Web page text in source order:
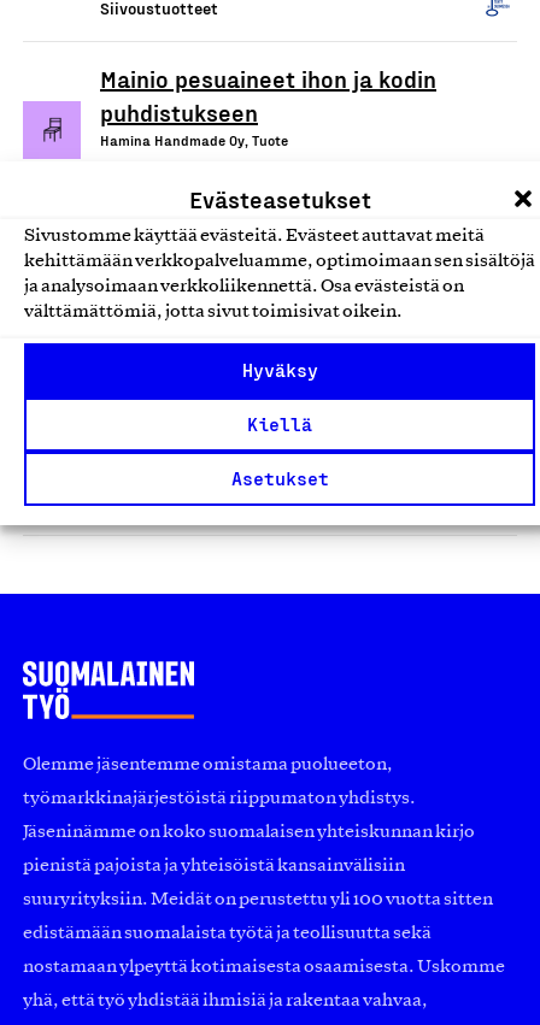
Evästeasetukset
Sivustomme käyttää evästeitä. Evästeet auttavat meitä
kehittämään verkkopalveluamme, optimoimaan sen sisältöjä
ja analysoimaan verkkoliikennettä. Osa evästeistä on
välttämättömiä, jotta sivut toimisivat oikein.
Hyväksy
Kiellä
Asetukset
Siivoustuotteet
Mainio pesuaineet ihon ja kodin
puhdistukseen
Hamina Handmade Oy, Tuote
Ecotex/Devteks kuituliinat
Tekslund Oy, Tuote
Siivoustuotteet
Arkivé Care -tahrasaippua
Arkivé Academy Oy, Tuote
Siivoustuotteet
Olemme jäsentemme omistama puolueeton,
työmarkkinajärjestöistä riippumaton yhdistys.
Jäseninämme on koko suomalaisen yhteiskunnan kirjo
pienistä pajoista ja yhteisöistä kansainvälisiin
suuryrityksiin. Meidät on perustettu yli 100 vuotta sitten
edistämään suomalaista työtä ja teollisuutta sekä
nostamaan ylpeyttä kotimaisesta osaamisesta. Uskomme
yhä, että työ yhdistää ihmisiä ja rakentaa vahvaa,